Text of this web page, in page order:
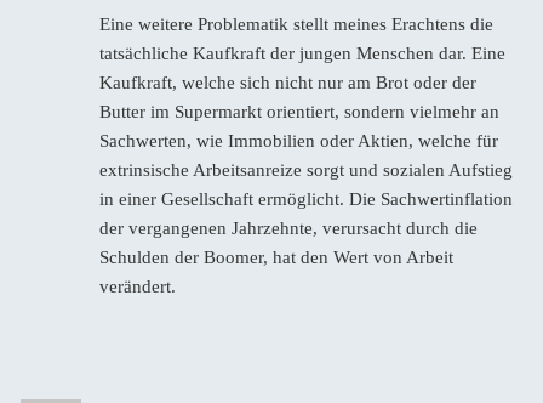
Eine weitere Problematik stellt meines Erachtens die
tatsächliche Kaufkraft der jungen Menschen dar. Eine
Kaufkraft, welche sich nicht nur am Brot oder der
Butter im Supermarkt orientiert, sondern vielmehr an
Sachwerten, wie Immobilien oder Aktien, welche für
extrinsische Arbeitsanreize sorgt und sozialen Aufstieg
in einer Gesellschaft ermöglicht. Die Sachwertinflation
der vergangenen Jahrzehnte, verursacht durch die
Schulden der Boomer, hat den Wert von Arbeit
verändert.